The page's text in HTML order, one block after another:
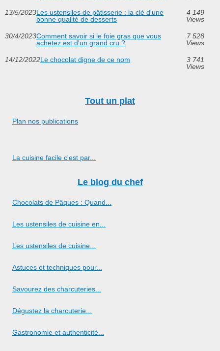
13/5/2023Les ustensiles de pâtisserie : la clé d'une
bonne qualité de desserts
4 149
Views
30/4/2023Comment savoir si le foie gras que vous
achetez est d'un grand cru ?
7 528
Views
14/12/2022Le chocolat digne de ce nom
3 741
Views
Tout un plat
Plan nos publications
La cuisine facile c'est par...
Le blog du chef
Chocolats de Pâques : Quand...
Les ustensiles de cuisine en...
Les ustensiles de cuisine...
Astuces et techniques pour...
Savourez des charcuteries...
Dégustez la charcuterie...
Gastronomie et authenticité...